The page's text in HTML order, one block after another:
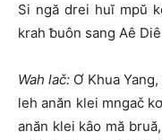
Si ngă drei huĭ mpŭ
krah ƀuôn sang Aê
Wah lač: Ơ Khua
leh anăn klei mngač
anăn klei kâo mă